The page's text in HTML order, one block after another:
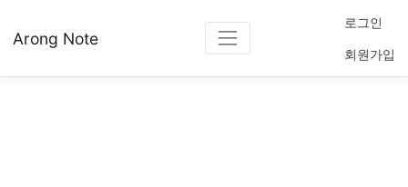
Arong Note
로그인
회원가입